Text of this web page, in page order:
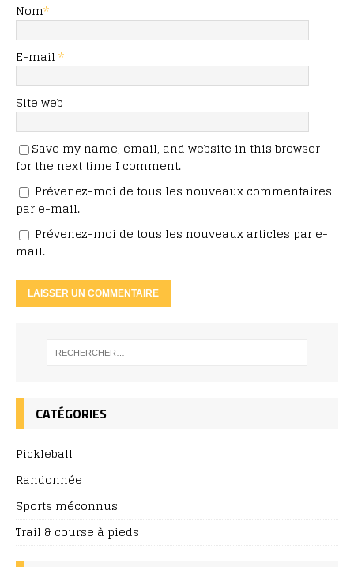
Nom*
E-mail *
Site web
Save my name, email, and website in this browser
for the next time I comment.
Prévenez-moi de tous les nouveaux commentaires
par e-mail.
Prévenez-moi de tous les nouveaux articles par e-
mail.
CATÉGORIES
Pickleball
Randonnée
Sports méconnus
Trail & course à pieds